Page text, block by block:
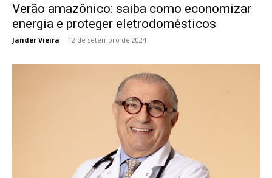
Verão amazônico: saiba como economizar
energia e proteger eletrodomésticos
Jander Vieira - 12 de setembro de 2024